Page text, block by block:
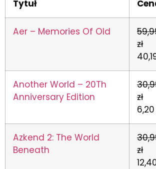
Tytuł
Aer – Memories Of Old
zł
Another World – 20Th
Anniversary Edition
zł
6,20
Azkend 2: The World
Beneath
zł